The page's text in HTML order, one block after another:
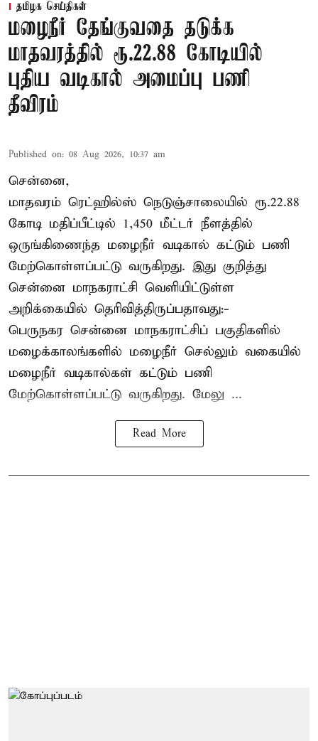
தமிழக செய்திகள்
மழைநீர் தேங்குவதை தடுக்க
மாதவரத்தில் ரூ.22.88 கோடியில்
புதிய வடிகால் அமைப்பு பணி
தீவிரம்
Published on: 08 Aug 2026, 10:37 am
சென்னை,
மாதவரம் ரெட்ஹில்ஸ் நெடுஞ்சாலையில் ரூ.22.88
கோடி மதிப்பீட்டில் 1,450 மீட்டர் நீளத்தில்
ஒருங்கிணைந்த மழைநீர் வடிகால் கட்டும் பணி
மேற்கொள்ளப்பட்டு வருகிறது. இது குறித்து
சென்னை மாநகராட்சி வெளியிட்டுள்ள
அறிக்கையில் தெரிவித்திருப்பதாவது:-
பெருநகர சென்னை மாநகராட்சிப் பகுதிகளில்
மழைக்காலங்களில் மழைநீர் செல்லும் வகையில்
மழைநீர் வடிகால்கள் கட்டும் பணி
மேற்கொள்ளப்பட்டு வருகிறது. மேலு ...
Read More